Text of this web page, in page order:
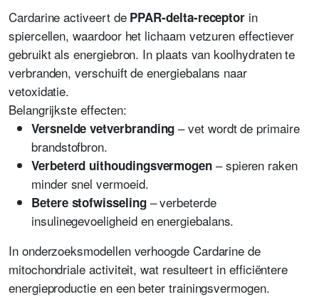
Cardarine activeert de PPAR-delta-receptor in
spiercellen, waardoor het lichaam vetzuren effectiever
gebruikt als energiebron. In plaats van koolhydraten te
verbranden, verschuift de energiebalans naar
vetoxidatie.
Belangrijkste effecten:
Versnelde vetverbranding – vet wordt de primaire
brandstofbron.
Verbeterd uithoudingsvermogen – spieren raken
minder snel vermoeid.
Betere stofwisseling– verbeterde
insulinegevoeligheid en energiebalans.
In onderzoeksmodellen verhoogde Cardarine de
mitochondriale activiteit, wat resulteert in efficiëntere
energieproductie en een beter trainingsvermogen.